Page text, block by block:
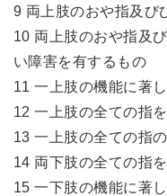
9 両上肢のおや指及び
10 両上肢のおや指及
い障害を有するもの
11 一上肢の機能に著
12 一上肢の全ての指
13 一上肢の全ての指
14 両下肢の全ての指
15 一下肢の機能に著